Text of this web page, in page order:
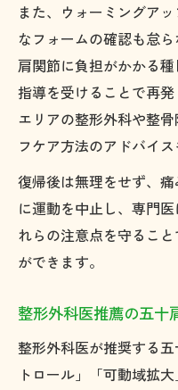
また、ウォーミングア
なフォームの確認も怠
肩関節に負担がかかる
指導を受けることで再
エリアの整形外科や整
フケア方法のアドバイス
復帰後は無理をせず、
に運動を中止し、専門
れらの注意点を守るこ
ができます。
整形外科医推薦の五十
整形外科医が推奨する
トロール」「可動域拡